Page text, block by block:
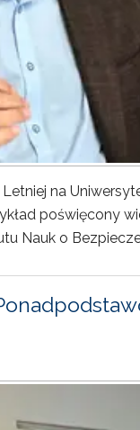
na
poświęcony
Nauk o